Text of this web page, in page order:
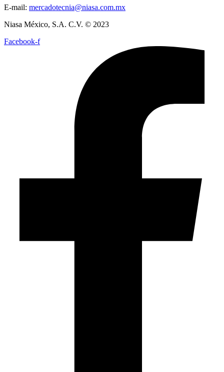
E-mail: mercadotecnia@niasa.com.mx
Niasa México, S.A. C.V. © 2023
Facebook-f